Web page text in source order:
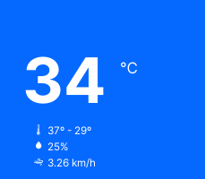
34 ℃
37º - 29º
25%
3.26 km/h